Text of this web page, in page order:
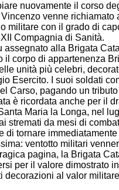
nuovamente il corso
venne richiamato
militare con il grado di
Compagnia di Sanità.
assegnato alla Brigata
il corpo di appartenenza
unità più celebri,
Esercito. I suoi soldati
Carso, pagando un
è ricordata anche per il
Maria la Longa, nel
stremati da mesi di
di tornare
ventotto militari
pagina, la Brigata
per il valore dimostrato
decorazioni al valor